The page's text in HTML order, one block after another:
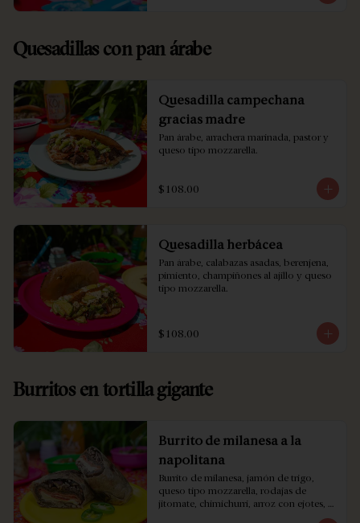
Quesadillas con pan árabe
Quesadilla campechana
gracias madre
Pan árabe, arrachera marinada, pastor y
queso tipo mozzarella.
$108.00
Quesadilla herbácea
Pan árabe, calabazas asadas, berenjena,
pimiento, champiñones al ajillo y queso
tipo mozzarella.
$108.00
Burritos en tortilla gigante
Burrito de milanesa a la
napolitana
Burrito de milanesa, jamón de trigo,
queso tipo mozzarella, rodajas de
jitomate, chimichurri, arroz con ejotes,
frijoles de la olla y col fresca; incluye salsa